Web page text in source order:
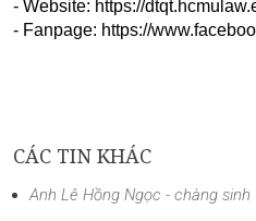
- Website: https://
- Fanpage: https://
CÁC TIN KHÁC
Anh Lê Hồng Ngọc - chàng